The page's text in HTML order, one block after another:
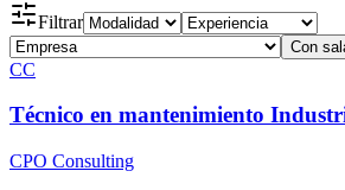
Filtrar
Con
CC
Técnico en mantenimiento
CPO Consulting